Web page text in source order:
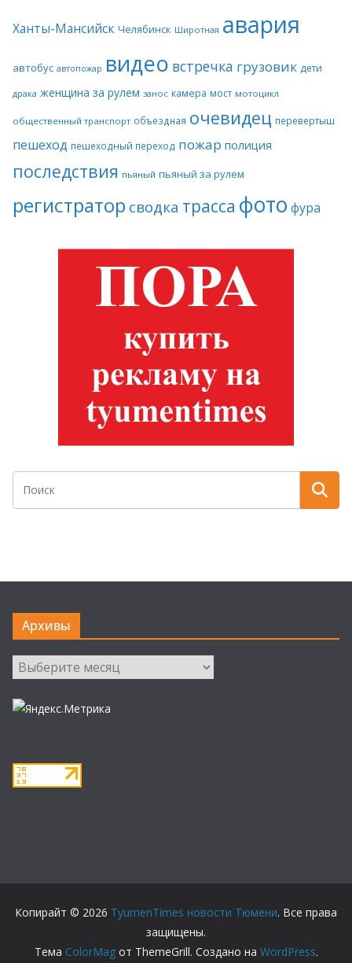
Ханты-Мансийск Челябинск Широтная авария
автобус автопожар видео встречка грузовик дети
драка женщина за рулем занос камера мост мотоцикл
общественный транспорт объездная очевидец перевертыш
пешеход пешеходный переход пожар полиция
последствия пьяный пьяный за рулем
регистратор сводка трасса фото фура
Архивы
Архивы
Копирайт © 2026 TyumenTimes новости Тюмени. Все права
защищены.
Тема ColorMagот ThemeGrill. Создано на WordPress.